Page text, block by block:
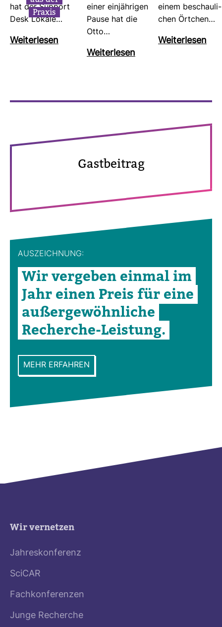
Praxis
hat der Sup­port
Desk Lokale…
Wei­ter­lesen
einer ein­jäh­rigen
Pause hat die
Otto…
Wei­ter­lesen
einem beschau­li­
chen Ört­chen…
Wei­ter­lesen
Gast­bei­trag
AUS­ZEICH­NUNG:
Wir ver­geben einmal im
Jahr einen Preis für eine
außer­ge­wöhn­liche
Recherche-​Leis­tung.
MEHR ERFAHREN
Wir vernetzen
Jahreskonferenz
SciCAR
Fachkonferenzen
Junge Recherche